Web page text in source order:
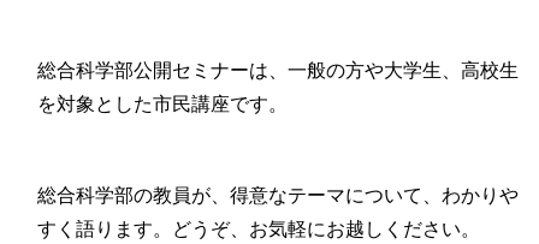
総合科学部公開セミナーは、一般の方や大学生、高校生
を対象とした市民講座です。
総合科学部の教員が、得意なテーマについて、わかりや
すく語ります。どうぞ、お気軽にお越しください。